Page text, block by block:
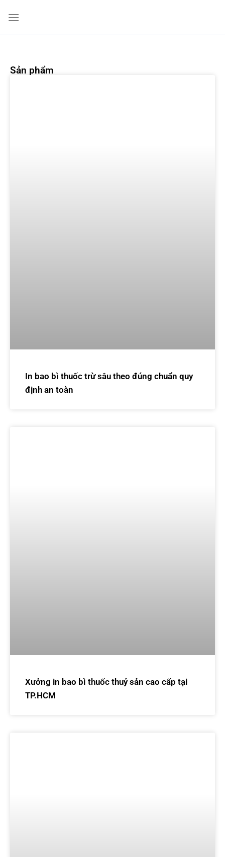
Sản phẩm
In bao bì thuốc trừ sâu theo đúng chuẩn quy
định an toàn
Xưởng in bao bì thuốc thuỷ sản cao cấp tại
TP.HCM